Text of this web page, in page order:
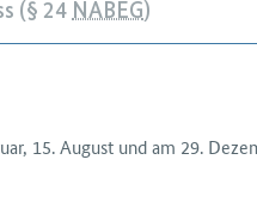
(§ 24 NABEG)
15. August und am 29.